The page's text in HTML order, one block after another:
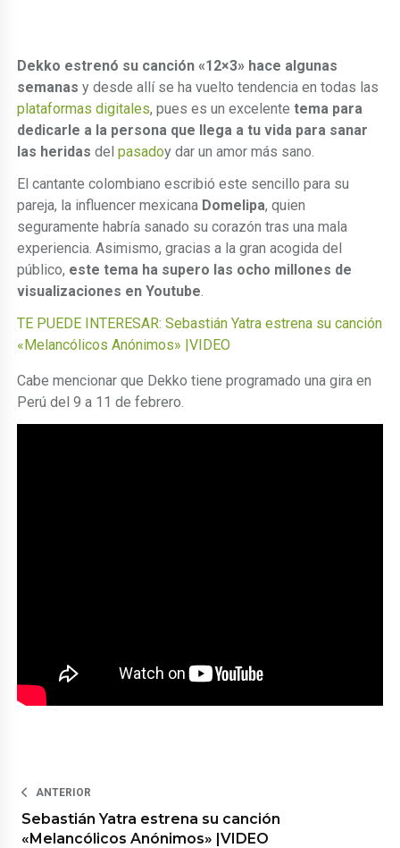
Dekko estrenó su canción «12×3» hace algunas
semanas y desde allí se ha vuelto tendencia en todas las
plataformas digitales, pues es un excelente tema para
dedicarle a la persona que llega a tu vida para sanar
las heridas delpasadoy dar un amor más sano.
El cantante colombiano escribió este sencillo para su
pareja, la influencer mexicana Domelipa, quien
seguramente habría sanado su corazón tras una mala
experiencia. Asimismo, gracias a la gran acogida del
público, este tema ha supero las ocho millones de
visualizaciones en Youtube
TE PUEDE INTERESAR: Sebastián Yatra estrena su canción
«Melancólicos Anónimos» |VIDEO
Cabe mencionar que Dekko tiene programado una gira en
Perú del 9 a 11 de febrero.
ANTERIOR
Sebastián Yatra estrena su canción
«Melancólicos Anónimos» |VIDEO